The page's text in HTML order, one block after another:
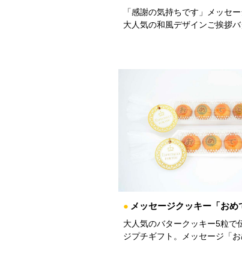
「感謝の気持ちです」メッセー
大人気の和風デザインご挨拶
● メッセージクッキー「おめ
大人気のバタークッキー5粒で
ジプチギフト。メッセージ「お